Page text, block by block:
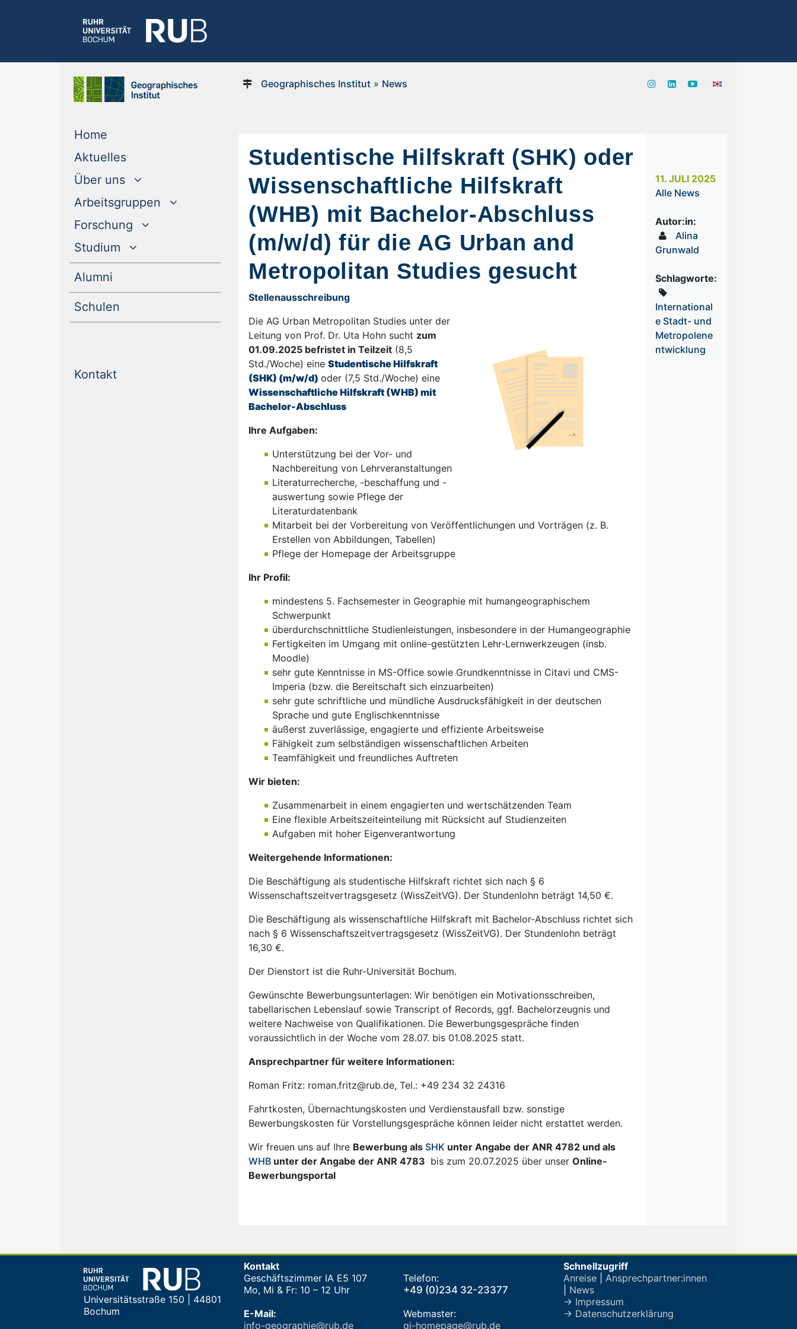
Home
Aktuelles(current)
Über uns
Arbeitsgruppen
Forschung
Studium
Alumni
Schulen
Kontakt(current)
Geographisches Institut» News
Studentische Hilfskraft (SHK) oder
Wissenschaftliche Hilfskraft
(WHB) mit Bachelor-Abschluss
(m/w/d) für die AG Urban and
Metropolitan Studies gesucht
Stellenausschreibung
Die AG Urban Metropolitan Studies unter der
Leitung von Prof. Dr. Uta Hohn sucht zum
01.09.2025 befristet in Teilzeit (8,5
Std./Woche) eine Studentische Hilfskraft
(SHK) (m/w/d) oder (7,5 Std./Woche) eine
Wissenschaftliche Hilfskraft (WHB) mit
Bachelor-Abschluss
Ihre Aufgaben:
Unterstützung bei der Vor- und
Nachbereitung von Lehrveranstaltungen
Literaturrecherche, -beschaffung und -
auswertung sowie Pflege der
Literaturdatenbank
Mitarbeit bei der Vorbereitung von Veröffentlichungen und Vorträgen (z. B.
Erstellen von Abbildungen, Tabellen)
Pflege der Homepage der Arbeitsgruppe
Ihr Profil:
mindestens 5. Fachsemester in Geographie mit humangeographischem
Schwerpunkt
überdurchschnittliche Studienleistungen, insbesondere in der Humangeographie
Fertigkeiten im Umgang mit online-gestützten Lehr-Lernwerkzeugen (insb.
Moodle)
sehr gute Kenntnisse in MS-Office sowie Grundkenntnisse in Citavi und CMS-
Imperia (bzw. die Bereitschaft sich einzuarbeiten)
sehr gute schriftliche und mündliche Ausdrucksfähigkeit in der deutschen
Sprache und gute Englischkenntnisse
äußerst zuverlässige, engagierte und effiziente Arbeitsweise
Fähigkeit zum selbständigen wissenschaftlichen Arbeiten
Teamfähigkeit und freundliches Auftreten
Wir bieten:
Zusammenarbeit in einem engagierten und wertschätzenden Team
Eine flexible Arbeitszeiteinteilung mit Rücksicht auf Studienzeiten
Aufgaben mit hoher Eigenverantwortung
Weitergehende Informationen:
Die Beschäftigung als studentische Hilfskraft richtet sich nach § 6
Wissenschaftszeitvertragsgesetz (WissZeitVG). Der Stundenlohn beträgt 14,50 €.
Die Beschäftigung als wissenschaftliche Hilfskraft mit Bachelor-Abschluss richtet sich
nach § 6 Wissenschaftszeitvertragsgesetz (WissZeitVG). Der Stundenlohn beträgt
16,30 €.
Der Dienstort ist die Ruhr-Universität Bochum.
Gewünschte Bewerbungsunterlagen: Wir benötigen ein Motivationsschreiben,
tabellarischen Lebenslauf sowie Transcript of Records, ggf. Bachelorzeugnis und
weitere Nachweise von Qualifikationen. Die Bewerbungsgespräche finden
voraussichtlich in der Woche vom 28.07. bis 01.08.2025 statt.
Ansprechpartner für weitere Informationen:
Roman Fritz: roman.fritz@rub.de, Tel.: +49 234 32 24316
Fahrtkosten, Übernachtungskosten und Verdienstausfall bzw. sonstige
Bewerbungskosten für Vorstellungsgespräche können leider nicht erstattet werden.
Wir freuen uns auf Ihre Bewerbung als SHK unter Angabe der ANR 4782 und als
WHB unter der Angabe der ANR 4783 bis zum 20.07.2025 über unser Online-
Bewerbungsportal
11. JULI 2025
Alle News
Autor:in:
Alina
Grunwald
Schlagworte:
International
e Stadt- und
Metropolene
ntwicklung
Universitätsstraße 150 | 44801
Bochum
Kontakt
Geschäftszimmer IA E5 107
Mo, Mi & Fr: 10 – 12 Uhr
E-Mail:
info-geographie@rub.de
Telefon:
+49 (0)234 32-23377
Webmaster:
gi-homepage@rub.de
Schnellzugriff
Anreise| Ansprechpartner:innen
News
→ Impressum
→ Datenschutzerklärung